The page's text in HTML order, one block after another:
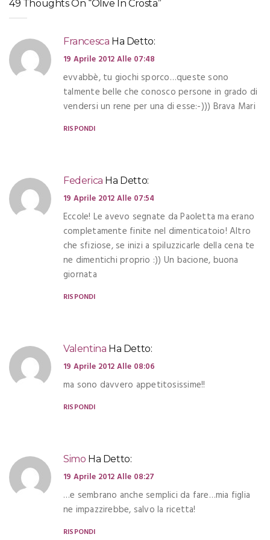
49 Thoughts On “Olive In Crosta”
Francesca Ha Detto:
19 Aprile 2012 Alle 07:48
evvabbè, tu giochi sporco…queste sono
talmente belle che conosco persone in grado di
vendersi un rene per una di esse:-))) Brava Mari
RISPONDI
Federica Ha Detto:
19 Aprile 2012 Alle 07:54
Eccole! Le avevo segnate da Paoletta ma erano
completamente finite nel dimenticatoio! Altro
che sfiziose, se inizi a spiluzzicarle della cena te
ne dimentichi proprio :)) Un bacione, buona
giornata
RISPONDI
Valentina Ha Detto:
19 Aprile 2012 Alle 08:06
ma sono davvero appetitosissime!!
RISPONDI
Simo Ha Detto:
19 Aprile 2012 Alle 08:27
…e sembrano anche semplici da fare…mia figlia
ne impazzirebbe, salvo la ricetta!
RISPONDI